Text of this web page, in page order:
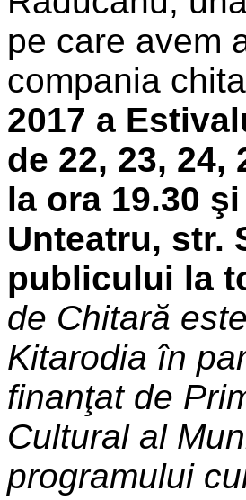
pe care avem
compania
2017 a
de 22, 23,
la ora 19.30
Unteatru, str.
publicului la
de Chitară
Kitarodia în
finanţat de
Cultural al
programului